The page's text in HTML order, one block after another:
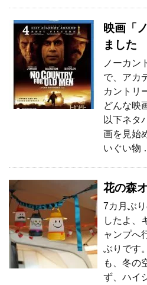
映画「
ました
ノーカン
で、アカ
カントリ
どんな映
以下ネタ
画を見始
いぐい物
花の森
7カ月ぶ
したよ、
ャンプへ
ぶりです
も、冬の
ず、ハイ